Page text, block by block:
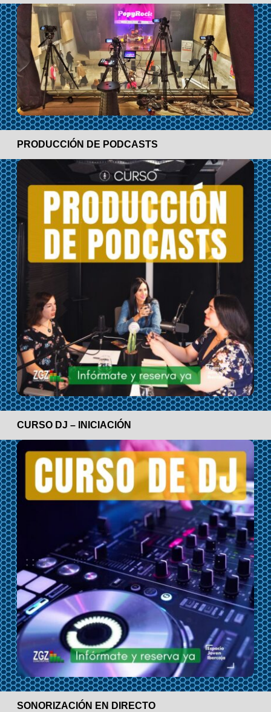
PRODUCCIÓN DE PODCASTS
CURSO DJ – INICIACIÓN
SONORIZACIÓN EN DIRECTO